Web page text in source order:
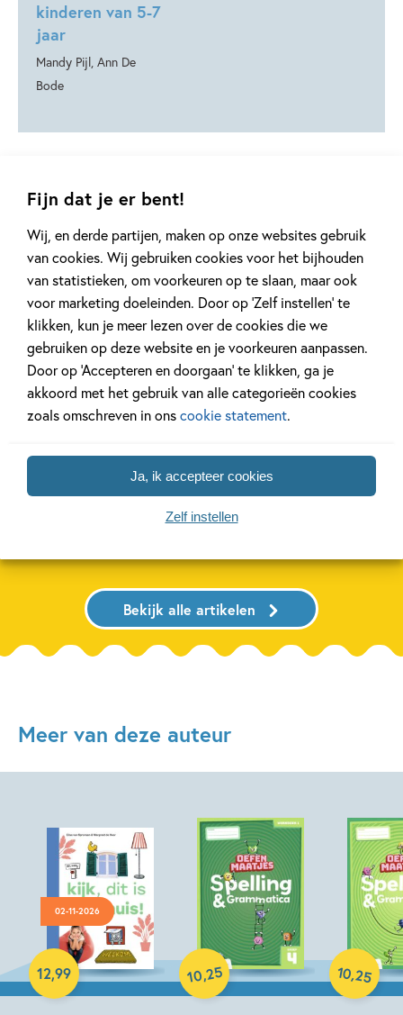
Fijn dat je er bent!
Wij, en derde partijen, maken op onze websites gebruik
van cookies. Wij gebruiken cookies voor het bijhouden
van statistieken, om voorkeuren op te slaan, maar ook
voor marketing doeleinden. Door op ‘Zelf instellen’ te
klikken, kun je meer lezen over de cookies die we
gebruiken op deze website en je voorkeuren aanpassen.
Door op ‘Accepteren en doorgaan’ te klikken, ga je
akkoord met het gebruik van alle categorieën cookies
zoals omschreven in onscookie statement.
Ja, ik accepteer cookies
Zelf instellen
kinderen van 5-7
jaar
Mandy Pijl, Ann De
Bode
Gerelateerde artikelen
11 JANUARI 2026
Ons Kinderpanel leest:
16 JULI 2025
Tiplijst
Bekijk alle artikelen
Meer van deze auteur
02-11-2026
12,99
Hardcover 10,25
Paperback 10,25
Paperback